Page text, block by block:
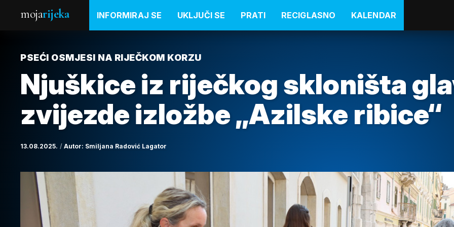
mojarijeka INFORMIRAJ SE UKLJUČI SE PRATI RECIGLASNO KALENDAR
PSEĆI OSMJESI NA RIJEČKOM KORZU
Njuškice iz riječkog skloništa
zvijezde izložbe „Azilske ribice“
13.08.2025. Autor: Smiljana Radović Lagator